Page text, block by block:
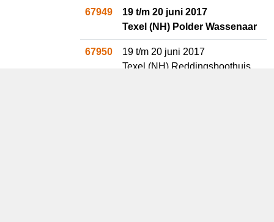
67949
19 t/m 20 juni 2017
Texel (NH) Polder
Wassenaar
19 t/m 20 juni 2017